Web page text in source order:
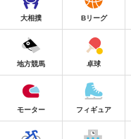
大相撲 Bリーグ
地方競馬 卓球
モーター フィギュア